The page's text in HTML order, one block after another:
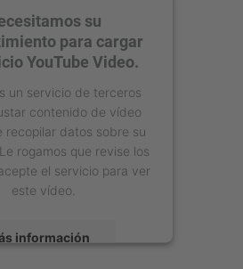
su
para cargar
YouTube Video.
un servicio de terceros
contenido de vídeo
recopilar datos sobre su
rogamos que revise los
el servicio para ver
este vídeo.
información